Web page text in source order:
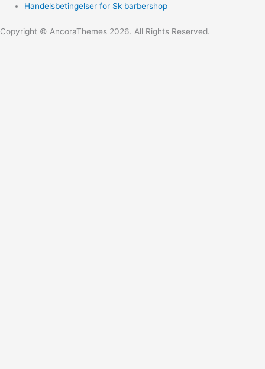
Handelsbetingelser for Sk barbershop
Copyright © AncoraThemes 2026. All Rights Reserved.